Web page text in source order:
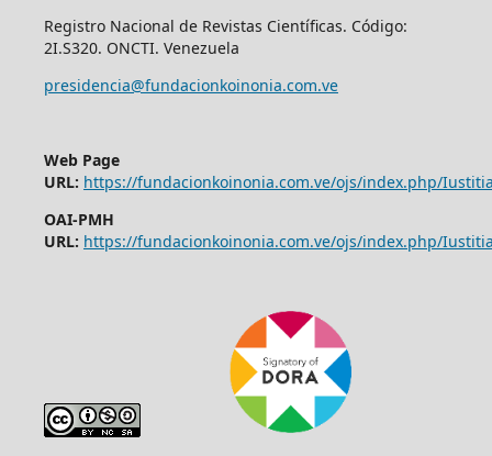
Registro Nacional de Revistas Científicas. Código:
2I.S320. ONCTI. Venezuela
presidencia@fundacionkoinonia.com.ve
Web Page
URL: https://fundacionkoinonia.com.ve/ojs/index.php/
OAI-PMH
URL: https://fundacionkoinonia.com.ve/ojs/index.php/